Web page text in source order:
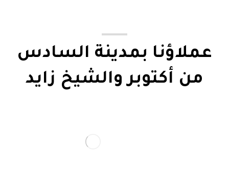
عملاؤنا بمدينة السادس
من أكتوبر والشيخ زايد